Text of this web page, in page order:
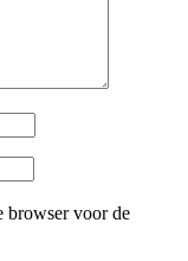
browser voor de